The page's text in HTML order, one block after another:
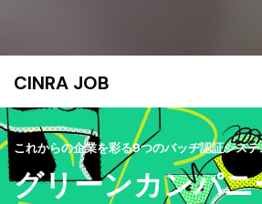
CINRA JOB
これからの企業を彩る9つのバッヂ認証システ
グリーンカンパニ